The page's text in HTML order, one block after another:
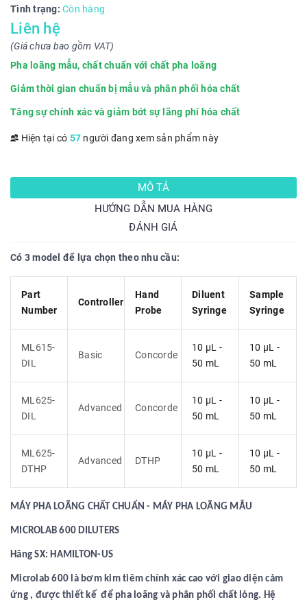
Tình trạng: Còn hàng
Liên hệ
(Giá chưa bao gồm VAT)
Pha loãng mẫu, chất chuẩn với chất pha loãng
Giảm thời gian chuẩn bị mẫu và phân phối hóa chất
Tăng sự chính xác và giảm bớt sự lãng phí hóa chất
Hiện tại có 57 người đang xem sản phẩm này
MÔ TẢ
HƯỚNG DẪN MUA HÀNG
ĐÁNH GIÁ
Có 3 model để lựa chọn theo nhu cầu:
Part
Number
Controller
Hand
Probe
Diluent
Syringe
Sample
Syringe
ML615-
DIL
Basic Concorde
10 µL -
50 mL
10 µL -
50 mL
ML625-
DIL
Advanced Concorde
10 µL -
50 mL
10 µL -
50 mL
ML625-
DTHP
Advanced DTHP
10 µL -
50 mL
10 µL -
50 mL
MÁY PHA LOÃNG CHẤT CHUẨN - MÁY PHA LOÃNG MẪU
MICROLAB 600 DILUTERS
Hãng SX: HAMILTON-US
Microlab 600 là bơm kim tiêm chính xác cao với giao diện cảm
ứng , được thiết kế để pha loãng và phân phối chất lỏng. Hệ